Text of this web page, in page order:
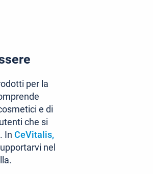
per la
e di
che si
In CeVitalis,
nel